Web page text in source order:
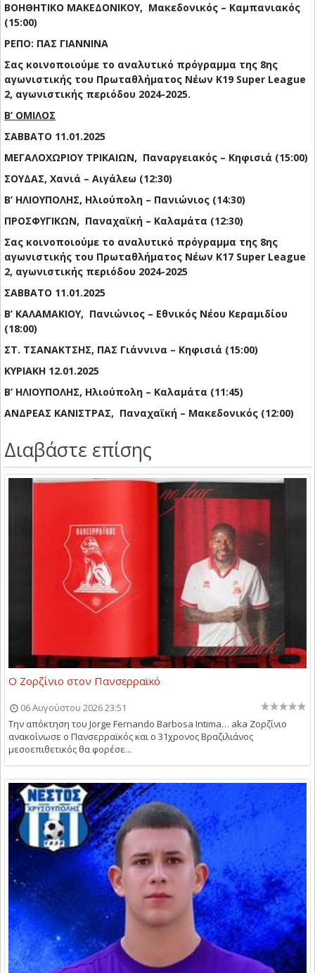
ΒΟΗΘΗΤΙΚΟ ΜΑΚΕΔΟΝΙΚΟΥ, Μακεδονικός – Καμπανιακός
(15:00)
ΡΕΠΟ: ΠΑΣ ΓΙΑΝΝΙΝΑ
Σας κοινοποιούμε το αναλυτικό πρόγραμμα της 8ης
αγωνιστικής του Πρωταθλήματος Νέων Κ19 Super League
2, αγωνιστικής περιόδου 2024-2025.
Β’ ΟΜΙΛΟΣ
ΣΑΒΒΑΤΟ 11.01.2025
ΜΕΓΑΛΟΧΩΡΙΟΥ ΤΡΙΚΑΙΩΝ, Παναργειακός – Κηφισιά (15:00)
ΣΟΥΔΑΣ, Χανιά – Αιγάλεω (12:30)
Β’ ΗΛΙΟΥΠΟΛΗΣ, Ηλιούπολη – Πανιώνιος (14:30)
ΠΡΟΣΦΥΓΙΚΩΝ, Παναχαϊκή – Καλαμάτα (12:30)
Σας κοινοποιούμε το αναλυτικό πρόγραμμα της 8ης
αγωνιστικής του Πρωταθλήματος Νέων Κ17 Super League
2, αγωνιστικής περιόδου 2024-2025
ΣΑΒΒΑΤΟ 11.01.2025
Β’ ΚΑΛΑΜΑΚΙΟΥ, Πανιώνιος – Εθνικός Νέου Κεραμιδίου
(18:00)
ΣΤ. ΤΣΑΝΑΚΤΣΗΣ, ΠΑΣ Γιάννινα – Κηφισιά (15:00)
ΚΥΡΙΑΚΗ 12.01.2025
Β’ ΗΛΙΟΥΠΟΛΗΣ, Ηλιούπολη – Καλαμάτα (11:45)
ΑΝΔΡΕΑΣ ΚΑΝΙΣΤΡΑΣ, Παναχαϊκή – Μακεδονικός (12:00)
Διαβάστε επίσης
Ο Ζορζίνιο στον Πανσερραϊκό
06 Αυγούστου 2026 23:51
Την απόκτηση του Jorge Fernando Barbosa Intima… aka Ζορζίνιο
ανακοίνωσε ο Πανσερραϊκός και ο 31χρονος Βραζιλιάνος
μεσοεπιθετικός θα φορέσε...